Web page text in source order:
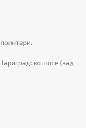
шосе (зад